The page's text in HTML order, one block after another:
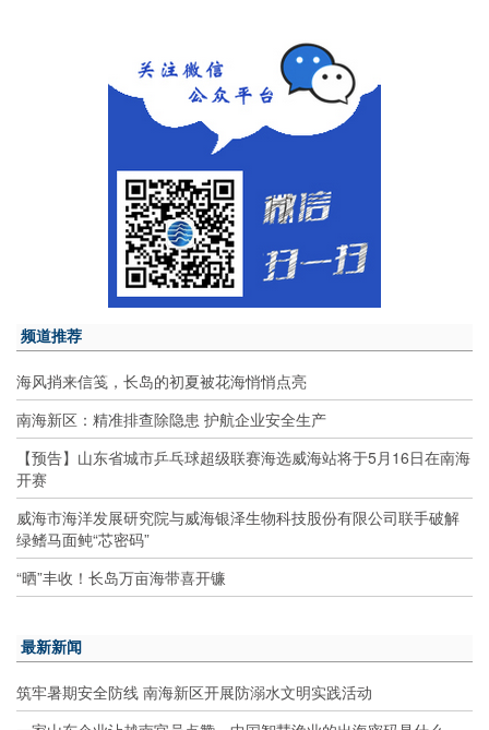
频道推荐
海风捎来信笺，长岛的初夏被花海悄悄点亮
南海新区：精准排查除隐患 护航企业安全生产
【预告】山东省城市乒乓球超级联赛海选威海站将于5月16日在南海
开赛
威海市海洋发展研究院与威海银泽生物科技股份有限公司联手破解
绿鳍马面鲀“芯密码”
“晒”丰收！长岛万亩海带喜开镰
最新新闻
筑牢暑期安全防线 南海新区开展防溺水文明实践活动